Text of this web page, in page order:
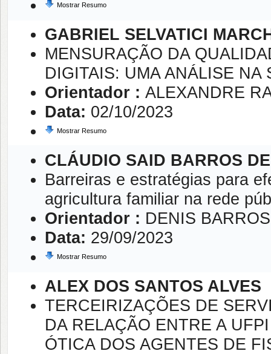
Mostrar Resumo
GABRIEL SELVATICI
MENSURAÇÃO DA
DIGITAIS: UMA ANÁLISE NA
Orientador : ALEXANDRE
Data: 02/10/2023
Mostrar Resumo
CLÁUDIO SAID BARROS
Barreiras e estratégias para
agricultura familiar na rede
Orientador : DENIS
Data: 29/09/2023
Mostrar Resumo
ALEX DOS SANTOS ALVES
TERCEIRIZAÇÕES DE
DA RELAÇÃO ENTRE A
ÓTICA DOS AGENTES DE